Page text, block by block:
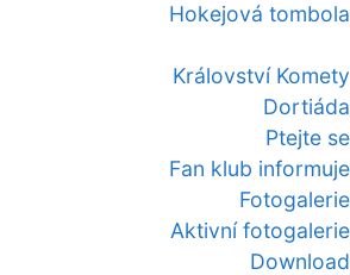
Hokejová tombola
Království Komety
Dortiáda
Ptejte se
Fan klub informuje
Fotogalerie
Aktivní fotogalerie
Download